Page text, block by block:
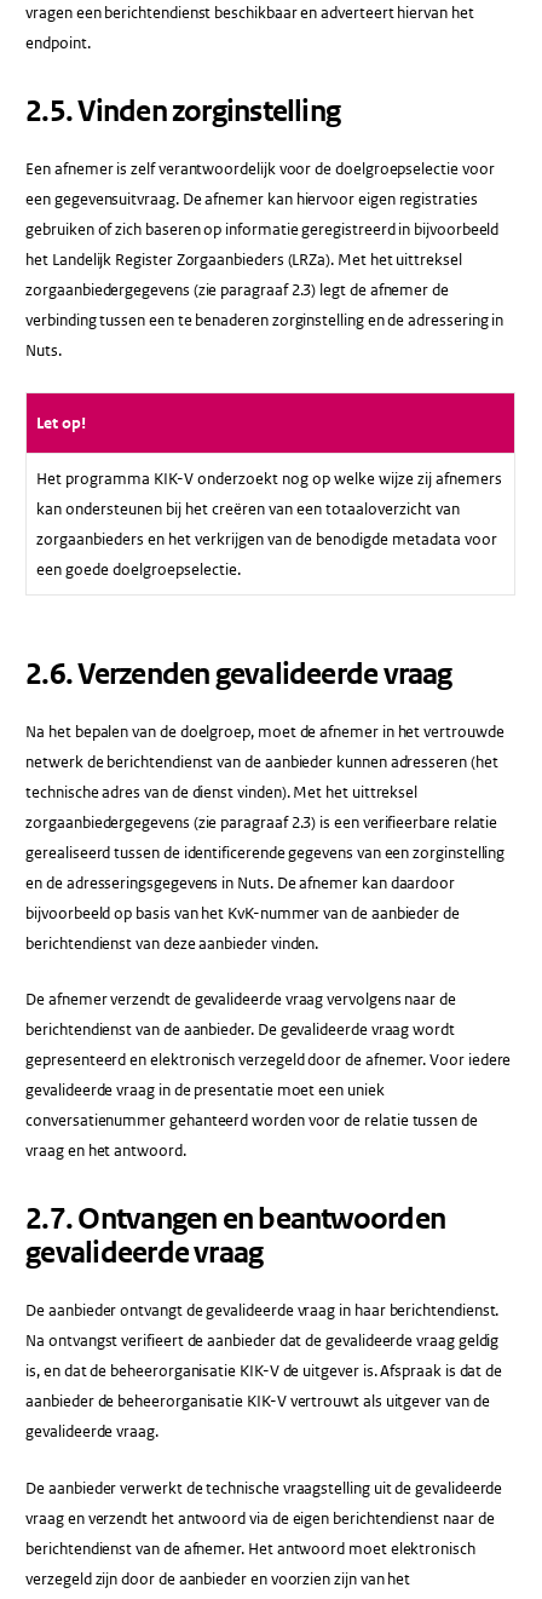
vragen een berichtendienst beschikbaar en adverteert hiervan het
endpoint.
2.5.​ Vinden zorginstelling
Een afnemer is zelf verantwoordelijk voor de doelgroepselectie voor
een gegevensuitvraag. De afnemer kan hiervoor eigen registraties
gebruiken of zich baseren op informatie geregistreerd in bijvoorbeeld
het Landelijk Register Zorgaanbieders (LRZa). Met het uittreksel
zorgaanbiedergegevens (zie paragraaf 2.3) legt de afnemer de
verbinding tussen een te benaderen zorginstelling en de adressering in
Nuts.
Let op!
Het programma KIK-V onderzoekt nog op welke wijze zij afnemers
kan ondersteunen bij het creëren van een totaaloverzicht van
zorgaanbieders en het verkrijgen van de benodigde metadata voor
een goede doelgroepselectie.
​2.6.​ Verzenden gevalideerde vraag
Na het bepalen van de doelgroep, moet de afnemer in het vertrouwde
netwerk de berichtendienst van de aanbieder kunnen adresseren (het
technische adres van de dienst vinden). Met het uittreksel
zorgaanbiedergegevens (zie paragraaf 2.3) is een verifieerbare relatie
gerealiseerd tussen de identificerende gegevens van een zorginstelling
en de adresseringsgegevens in Nuts. De afnemer kan daardoor
bijvoorbeeld op basis van het KvK-nummer van de aanbieder de
berichtendienst van deze aanbieder vinden.
De afnemer verzendt de gevalideerde vraag vervolgens naar de
berichtendienst van de aanbieder. De gevalideerde vraag wordt
gepresenteerd en elektronisch verzegeld door de afnemer. Voor iedere
gevalideerde vraag in de presentatie moet een uniek
conversatienummer gehanteerd worden voor de relatie tussen de
vraag en het antwoord.
​2.7​. Ontvangen en beantwoorden
gevalideerde vraag
De aanbieder ontvangt de gevalideerde vraag in haar berichtendienst.
Na ontvangst verifieert de aanbieder dat de gevalideerde vraag geldig
is, en dat de beheerorganisatie KIK-V de uitgever is. Afspraak is dat de
aanbieder de beheerorganisatie KIK-V vertrouwt als uitgever van de
gevalideerde vraag.
De aanbieder verwerkt de technische vraagstelling uit de gevalideerde
vraag en verzendt het antwoord via de eigen berichtendienst naar de
berichtendienst van de afnemer. Het antwoord moet elektronisch
verzegeld zijn door de aanbieder en voorzien zijn van het